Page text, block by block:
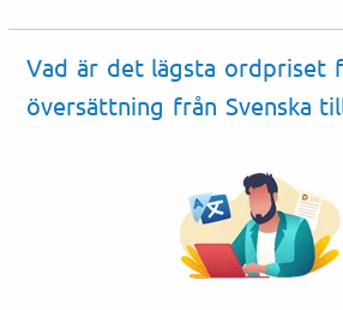
Vad är det lägsta ordpriset
översättning från Svenska